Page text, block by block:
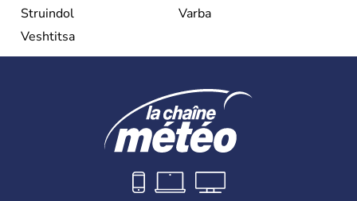
Struindol
Varba
Veshtitsa